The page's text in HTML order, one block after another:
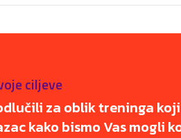
ciljeve
za oblik treninga
kako bismo Vas mogli